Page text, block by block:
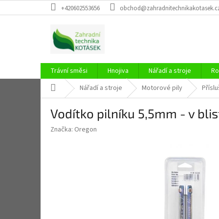
na
+420602553656
Trávní směsi Hnojiva Nářadí a stroje
Domů Nářadí a stroje Motorové pily
Vodítko pilníku 5,5mm - v
Značka: Oregon